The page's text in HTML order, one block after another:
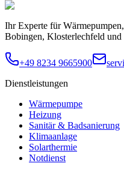
Ihr Experte für
Bobingen, Klosterlechfeld
+49 8234 9665900
Dienstleistungen
Wärmepumpe
Heizung
Sanitär & Badsanierung
Klimaanlage
Solarthermie
Notdienst